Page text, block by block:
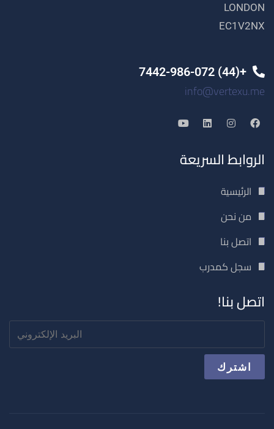
LONDON
EC1V2NX
+(44) 7442-986-072
info@vertexu.me
الروابط السريعة
الرئيسية
من نحن
اتصل بنا
سجل كمدرب
اتصل بنا!